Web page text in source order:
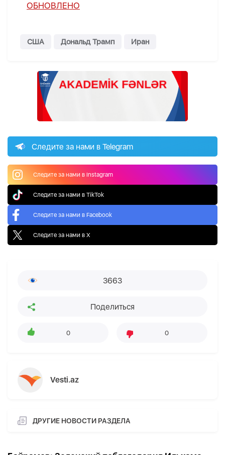
ОБНОВЛЕНО
США Дональд Трамп Иран
Следите за нами в Telegram
Следите за нами в Instagram
Следите за нами в TikTok
Следите за нами в Facebook
Следите за нами в X
3663
Поделиться
0 0
Vesti.az
ДРУГИЕ НОВОСТИ РАЗДЕЛА